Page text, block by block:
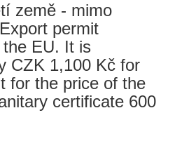
země - mimo
permit
EU. It is
CZK 1,100 Kč for
for the price of the
certificate 600